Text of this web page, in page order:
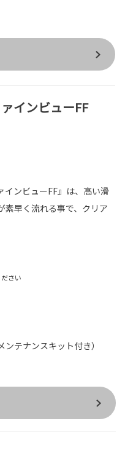
インビューFF
ンビューFF』は、高い滑
素早く流れる事で、クリア
さい
テナンスキット付き）